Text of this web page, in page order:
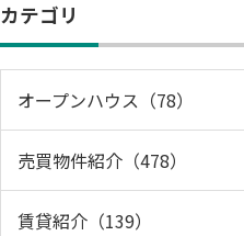
カテゴリ
オープンハウス（78）
売買物件紹介（478）
賃貸紹介（139）